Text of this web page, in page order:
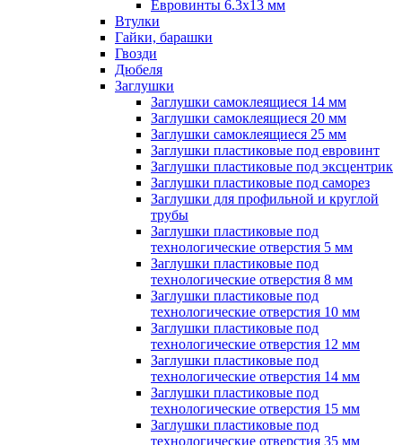
Евровинты 6.3х13 мм
Втулки
Гайки, барашки
Гвозди
Дюбеля
Заглушки
Заглушки самоклеящиеся 14 мм
Заглушки самоклеящиеся 20 мм
Заглушки самоклеящиеся 25 мм
Заглушки пластиковые под евровинт
Заглушки пластиковые под эксцентрик
Заглушки пластиковые под саморез
Заглушки для профильной и круглой
трубы
Заглушки пластиковые под
технологические отверстия 5 мм
Заглушки пластиковые под
технологические отверстия 8 мм
Заглушки пластиковые под
технологические отверстия 10 мм
Заглушки пластиковые под
технологические отверстия 12 мм
Заглушки пластиковые под
технологические отверстия 14 мм
Заглушки пластиковые под
технологические отверстия 15 мм
Заглушки пластиковые под
технологические отверстия 35 мм